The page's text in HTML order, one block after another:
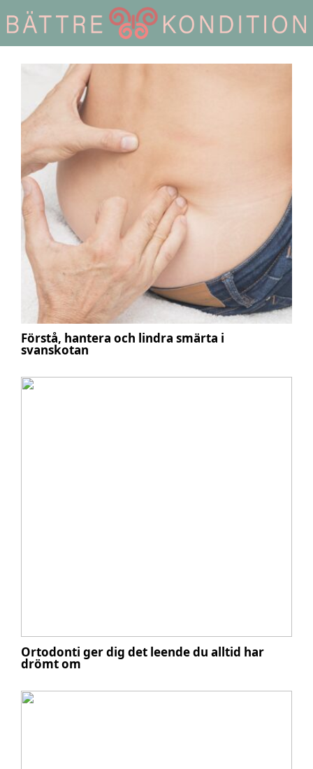
Förstå, hantera och lindra smärta i
svanskotan
Ortodonti ger dig det leende du alltid har
drömt om